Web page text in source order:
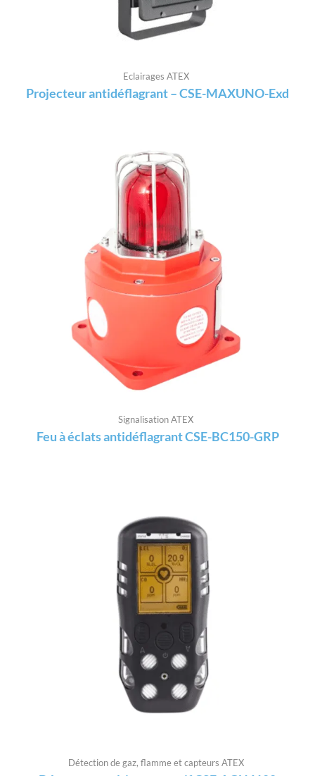
Eclairages ATEX
Projecteur antidéflagrant – CSE-MAXUNO-Exd
Signalisation ATEX
Feu à éclats antidéflagrant CSE-BC150-GRP
Détection de gaz, flamme et capteurs ATEX